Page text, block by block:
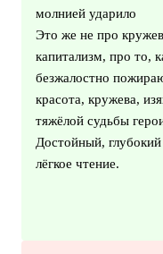
молнией ударило
Это же не про
капитализм, про то,
безжалостно
красота, кружева,
тяжёлой судьбы
Достойный,
лёгкое чтение.